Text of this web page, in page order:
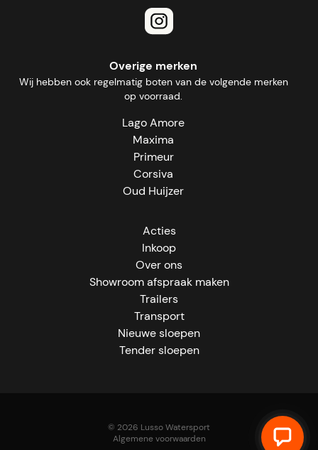
Overige merken
Wij hebben ook regelmatig boten van de volgende merken
op voorraad.
Lago Amore
Maxima
Primeur
Corsiva
Oud Huijzer
Acties
Inkoop
Over ons
Showroom afspraak maken
Trailers
Transport
Nieuwe sloepen
Tender sloepen
© 2026 Lusso Watersport
Algemene voorwaarden